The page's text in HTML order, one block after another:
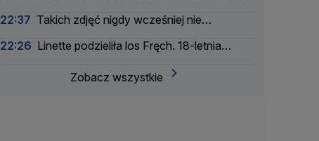
22:37 Takich zdjęć nigdy wcześniej nie
22:26 Linette podzieliła los Fręch. 18-letnia
Zobacz wszystkie